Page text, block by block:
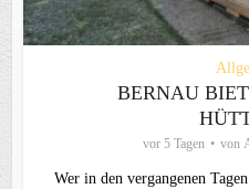
BERNAU
vor 5 Tagen von
Wer in den vergangenen